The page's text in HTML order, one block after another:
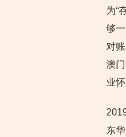
为“
够
对
澳
业
东